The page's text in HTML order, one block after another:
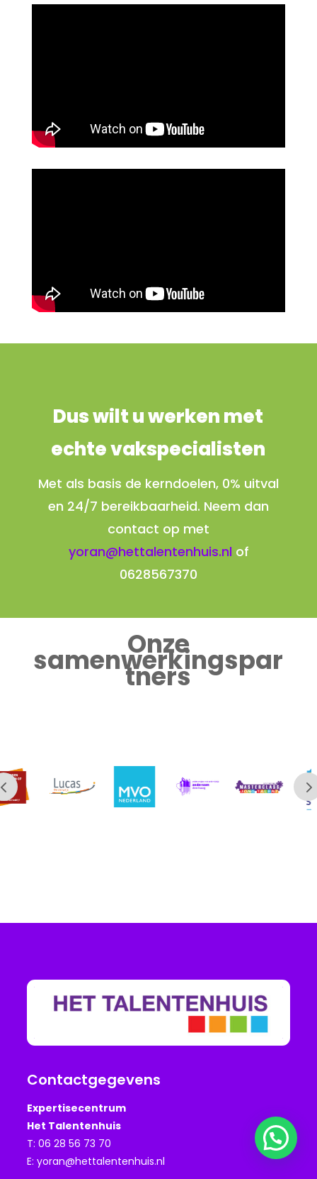
Dus wilt u werken met
echte vakspecialisten
Met als basis de kerndoelen, 0% uitval
en 24/7 bereikbaarheid. Neem dan
contact op met
yoran@hettalentenhuis.nl of
0628567370
Onze
samenwerkingspar
tners
Contactgegevens
Expertisecentrum
Het Talentenhuis
T: 06 28 56 73 70
E:yoran@hettalentenhuis.nl
Vragen? Wij beantwoorden ze graag.